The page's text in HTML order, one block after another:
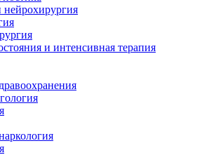
нейрохирургия
и интенсивная терапия